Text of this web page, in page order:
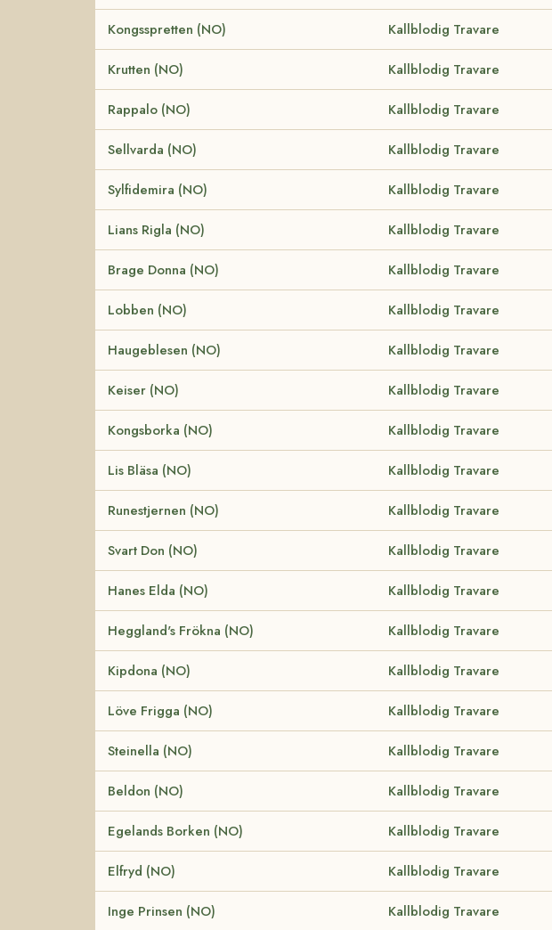
Kongsspretten (NO) Kallblodig Travare
Krutten (NO) Kallblodig Travare
Rappalo (NO) Kallblodig Travare
Sellvarda (NO) Kallblodig Travare
Sylfidemira (NO) Kallblodig Travare
Lians Rigla (NO) Kallblodig Travare
Brage Donna (NO) Kallblodig Travare
Lobben (NO) Kallblodig Travare
Haugeblesen (NO) Kallblodig Travare
Keiser (NO) Kallblodig Travare
Kongsborka (NO) Kallblodig Travare
Lis Bläsa (NO) Kallblodig Travare
Runestjernen (NO) Kallblodig Travare
Svart Don (NO) Kallblodig Travare
Hanes Elda (NO) Kallblodig Travare
Heggland's Frökna (NO) Kallblodig Travare
Kipdona (NO) Kallblodig Travare
Löve Frigga (NO) Kallblodig Travare
Steinella (NO) Kallblodig Travare
Beldon (NO) Kallblodig Travare
Egelands Borken (NO) Kallblodig Travare
Elfryd (NO) Kallblodig Travare
Inge Prinsen (NO) Kallblodig Travare